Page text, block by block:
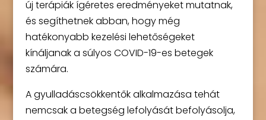
új terápiák ígéretes eredményeket mutatnak,
és segíthetnek abban, hogy még
hatékonyabb kezelési lehetőségeket
kínáljanak a súlyos COVID-19-es betegek
számára.
A gyulladáscsökkentők alkalmazása tehát
nemcsak a betegség lefolyását befolyásolja,